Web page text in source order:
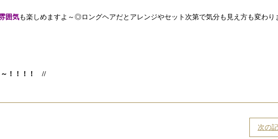
囲気も楽しめますよ～◎ロングヘアだとアレンジやセット次第で気分も見え方も変わり
～！！！！ //
次の